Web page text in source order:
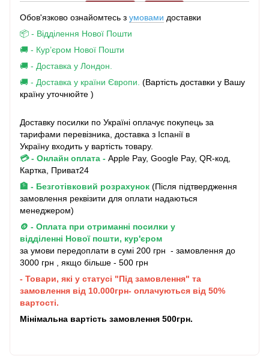
Обов'язково ознайомтесь з умовами доставки
📦 - Відділення Нової Пошти
🚚 - Кур’єром Нової Пошти
🚚 - Доставка у Лондон.
🚚 - Доставка у країни Європи. (Вартість доставки у Вашу
країну уточнюйте )
Доставку посилки по Україні оплачує покупець за
тарифами перевізника, доставка з Іспанії в
Україну входить у вартість товару.
💳 - Онлайн оплата - Apple Pay, Google Pay, QR-код,
Картка, Приват24
🏦 - Безготівковий розрахунок (Після підтвердження
замовлення реквізити для оплати надаються
менеджером)
🪙 - Оплата при отриманні посилки у
відділенні Нової пошти, кур'єром
за умови передоплати в сумі 200 грн - замовлення до
3000 грн , якщо більше - 500 грн
- Товари, які у статусі "Під замовлення" та
замовлення від 10.000грн- оплачуються від 50%
вартості.
Мінімальна вартість замовлення 500грн.